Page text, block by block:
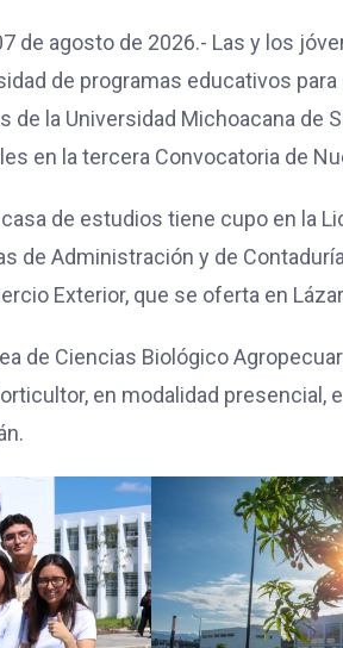
de agosto de 2026.- Las y los
de programas educativos
de la Universidad Michoacana de
en la tercera Convocatoria de
de estudios tiene cupo en la
de Administración y de
Exterior, que se oferta en
de Ciencias Biológico
en modalidad presencial,